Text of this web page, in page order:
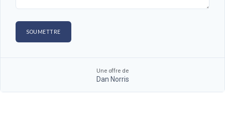
Une offre de
Dan Norris